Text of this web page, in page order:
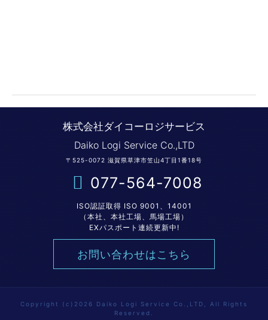
株式会社ダイコーロジサービス
Daiko Logi Service Co.,LTD
〒525-0072 滋賀県草津市笠山4丁目1番18号
077-564-7008
ISO認証取得 ISO 9001、14001
（本社、本社工場、馬場工場）
EXパスポート連続更新中!
お問い合わせはこちら
Copyright (c)2026 Daiko Logi Service Co.,LTD, All Rights
Reserved.